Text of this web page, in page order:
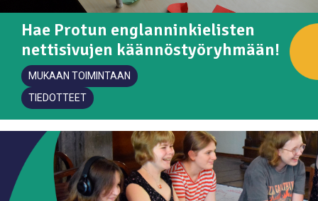
Hae Protun englanninkielisten
nettisivujen käännöstyöryhmään!
MUKAAN TOIMINTAAN
TIEDOTTEET